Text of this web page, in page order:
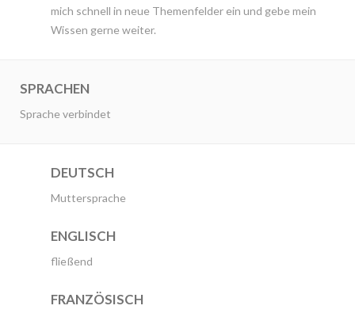
mich schnell in neue Themenfelder ein und gebe mein
Wissen gerne weiter.
SPRACHEN
Sprache verbindet
DEUTSCH
Muttersprache
ENGLISCH
fließend
FRANZÖSISCH